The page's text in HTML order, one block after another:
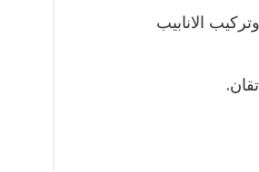
الانابيب